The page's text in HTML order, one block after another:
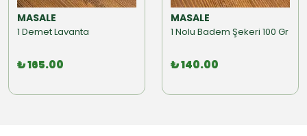
MASALE
1 Demet Lavanta
₺ 165.00
MASALE
1 Nolu Badem Şekeri 100 Gr
₺ 140.00